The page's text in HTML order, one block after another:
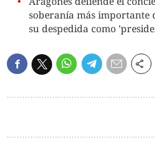
soberanía más importante
su despedida como